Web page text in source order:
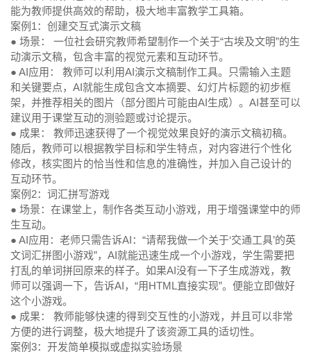
能为教师提供高效的帮助，极大地丰富教学工具箱。
案例1：创建交互式演示文稿
● 场景：
一位社会研究教师希望制作一个关于“古埃及文明”的生
动演示文稿，包含丰富的视觉元素和互动环节。
● AI应用：
教师可以利用AI演示文稿制作工具。只需输入主题
和关键要点，AI就能生成包含文本摘要、幻灯片标题的初步框
架，并推荐相关的图片（部分图片可能由AI生成）。AI甚至可以
建议用于课堂互动的测验题或讨论提示。
● 成果：
教师迅速获得了一个视觉效果良好的演示文稿初稿。
随后，教师可以根据教学目标和学生特点，对内容进行个性化
修改，核实图片的恰当性和信息的准确性，并加入自己设计的
互动环节。
案例2：词汇拼写游戏
● 场景： 在课堂上，制作各类互动小游戏，用于增强课堂中的师
生互动。
● AI应用： 老师只需告诉AI：“请帮我做一个关于‘交通工具’的英
文词汇拼图小游戏”，AI就能迅速生成一个小游戏，学生需要把
打乱的单词拼回原来的样子。如果AI没有一下子生成游戏，教
师可以强调一下，告诉AI，“用HTML直接实现”。便能立即做好
这个小游戏。
● 成果：
教师能够快速的得到交互性的小游戏，并且可以非常
方便的进行调整，极大地提升了该资源工具的适切性。
案例3：开发简单模拟或虚拟实验场景